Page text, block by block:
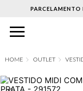
PARCELAMENTO
OUTLET